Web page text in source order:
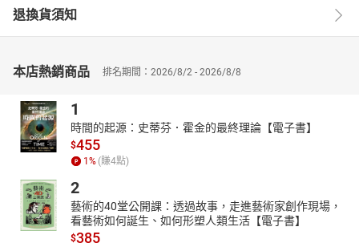
整說明重點概念，即使是初階學習者，都能輕鬆上手！
以前背文法是為了做題目，現在寫題目是為了學文法！打破傳
統學習方式，一邊做題目，一邊學文法。設計600個基本文法概念選
記。
▍易理解的精準解析
全書練習題＆解析，採左右頁對照模式，做完左頁題目，馬上
清楚白話的解析說明，輕鬆掌握更多文法核心概念，有效強化英語
力，提升應試能力。
【本書特色】
退換貨須知
本店熱銷商品 排名期間：2026/8/2 - 2026/8/8
1
時間的起源：史蒂芬．霍金的最終理論【電子書】
$455
1 % (賺4點)
2
藝術的40堂公開課：透過故事，走進藝術家創作現場，
看藝術如何誕生、如何形塑人類生活【電子書】
$385